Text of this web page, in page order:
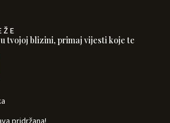
tvojoj blizini, primaj vijesti koje te